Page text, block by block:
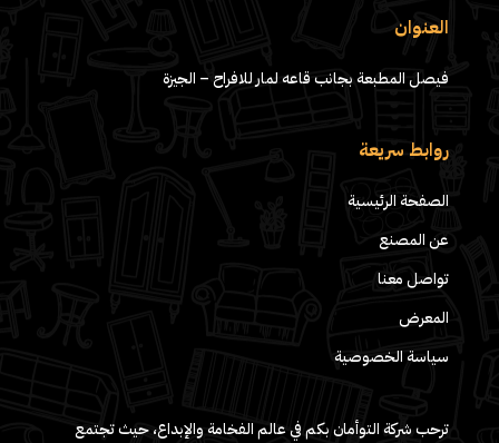
العنوان
فيصل المطبعة بجانب قاعه لمار للافراح – الجيزة
روابط سريعة
الصفحة الرئيسية
عن المصنع
تواصل معنا
المعرض
سياسة الخصوصية
ترحب شركة التوأمان بكم في عالم الفخامة والإبداع، حيث تجتمع